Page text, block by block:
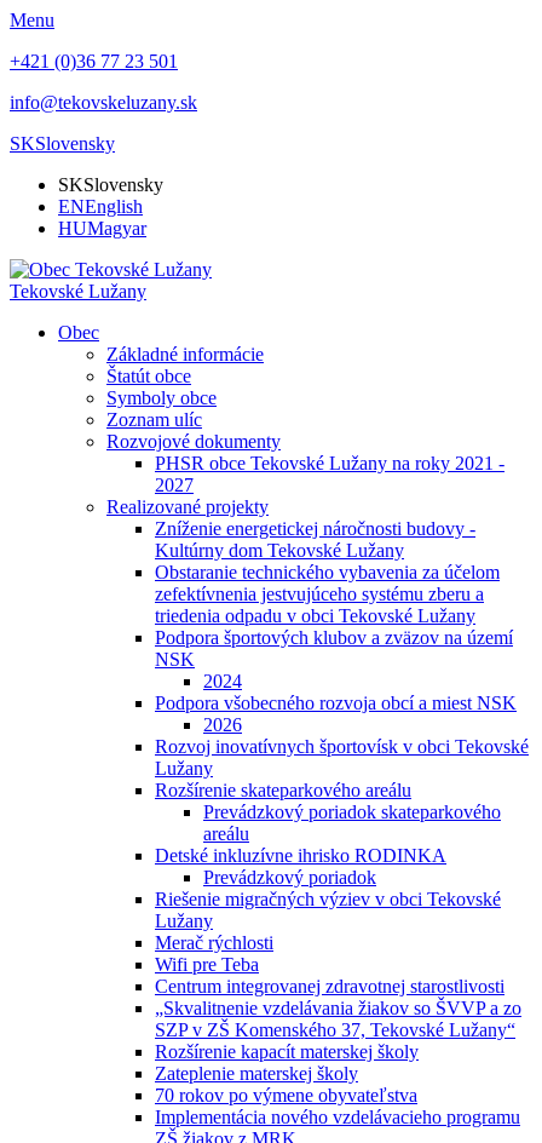
Menu
+421 (0)36 77 23 501
info@tekovskeluzany.sk
SKSlovensky
SKSlovensky
ENEnglish
HUMagyar
Tekovské Lužany
Obec
Základné informácie
Štatút obce
Symboly obce
Zoznam ulíc
Rozvojové dokumenty
PHSR obce Tekovské Lužany na roky 2021 -
2027
Realizované projekty
Zníženie energetickej náročnosti budovy -
Kultúrny dom Tekovské Lužany
Obstaranie technického vybavenia za účelom
zefektívnenia jestvujúceho systému zberu a
triedenia odpadu v obci Tekovské Lužany
Podpora športových klubov a zväzov na území
NSK
2024
Podpora všobecného rozvoja obcí a miest NSK
2026
Rozvoj inovatívnych športovísk v obci Tekovské
Lužany
Rozšírenie skateparkového areálu
Prevádzkový poriadok skateparkového
areálu
Detské inkluzívne ihrisko RODINKA
Prevádzkový poriadok
Riešenie migračných výziev v obci Tekovské
Lužany
Merač rýchlosti
Wifi pre Teba
Centrum integrovanej zdravotnej starostlivosti
„Skvalitnenie vzdelávania žiakov so ŠVVP a zo
SZP v ZŠ Komenského 37, Tekovské Lužany“
Rozšírenie kapacít materskej školy
Zateplenie materskej školy
70 rokov po výmene obyvateľstva
Implementácia nového vzdelávacieho programu
ZŠ žiakov z MRK